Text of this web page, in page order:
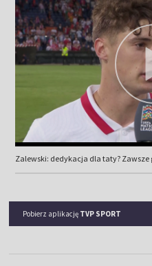
Zalewski: dedykacja dla taty?
Pobierz aplikację TVP SPORT